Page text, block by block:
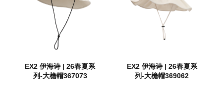
EX2 伊海诗 | 26春夏系
列-大檐帽367073
EX2 伊海诗 | 26春夏系
列-大檐帽369062